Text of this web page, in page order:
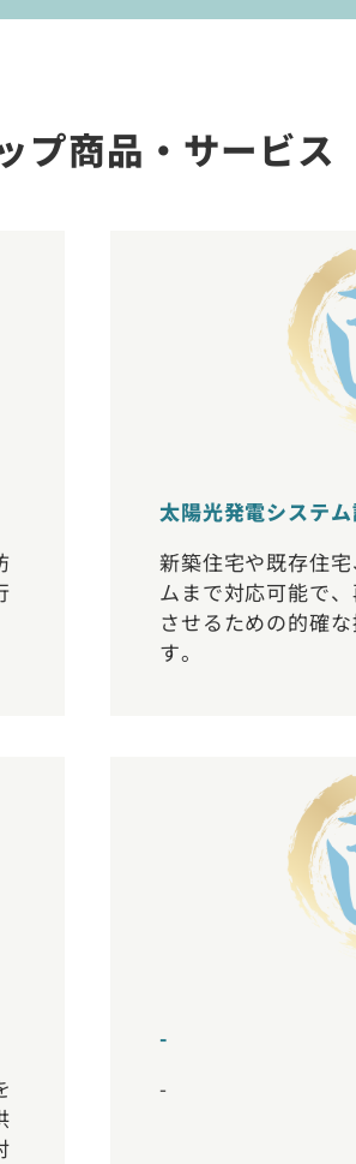
プ商品・サービス
太陽光発電システ
新築住宅や既存住
ムまで対応可能で
させるための的確
す。
-
-